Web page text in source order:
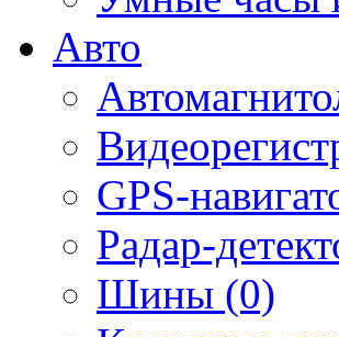
Авто
GPS-
Радар-
Шины (0)